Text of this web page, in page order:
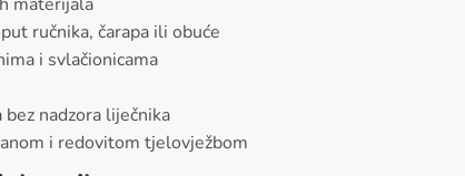
ručnika, čarapa ili obuće
i svlačionicama
nadzora liječnika
i redovitom tjelovježbom